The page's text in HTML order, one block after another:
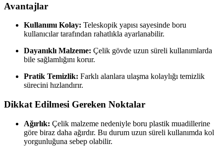
Avantajlar
Kullanımı Kolay: Teleskopik yapısı sayesinde boru
kullanıcılar tarafından rahatlıkla ayarlanabilir.
Dayanıklı Malzeme: Çelik gövde uzun süreli kullanımlarda
bile sağlamlığını korur.
Pratik Temizlik: Farklı alanlara ulaşma kolaylığı temizlik
sürecini hızlandırır.
Dikkat Edilmesi Gereken Noktalar
Ağırlık: Çelik malzeme nedeniyle boru plastik muadillerine
göre biraz daha ağırdır. Bu durum uzun süreli kullanımda kol
yorgunluğuna sebep olabilir.